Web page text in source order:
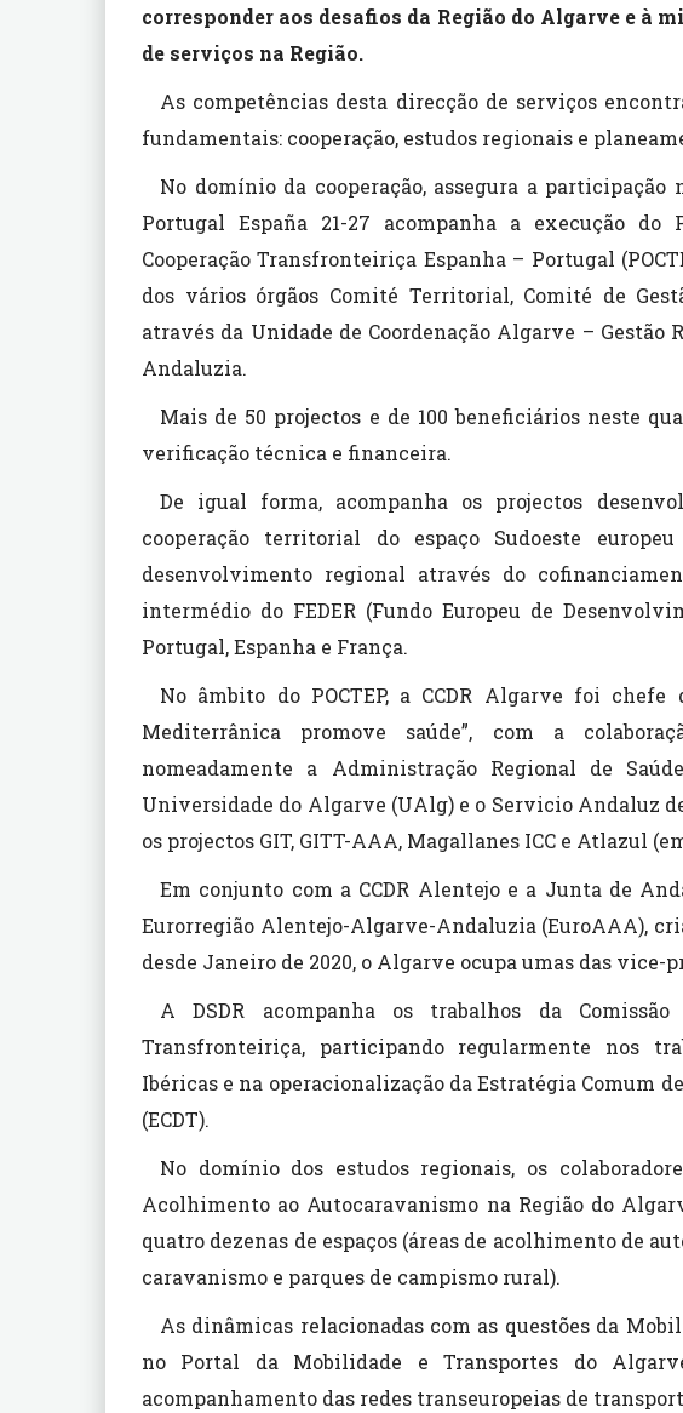
corresponder aos desafios da Região do Algarve e à
de serviços na Região.
As competências desta direcção de serviços
fundamentais: cooperação, estudos regionais e
No domínio da cooperação, assegura a participação
Portugal España 21-27 acompanha a execução do
Cooperação Transfronteiriça Espanha – Portugal
dos vários órgãos Comité Territorial, Comité de
através da Unidade de Coordenação Algarve – Gestão
Andaluzia.
Mais de 50 projectos e de 100 beneficiários neste
verificação técnica e financeira.
De igual forma, acompanha os projectos
cooperação territorial do espaço Sudoeste europeu
desenvolvimento regional através do
intermédio do FEDER (Fundo Europeu de
Portugal, Espanha e França.
No âmbito do POCTEP, a CCDR Algarve foi
Mediterrânica promove saúde”, com a
nomeadamente a Administração Regional de
Universidade do Algarve (UAlg) e o Servicio Andaluz
os projectos GIT, GITT-AAA, Magallanes ICC e Atlazul
Em conjunto com a CCDR Alentejo e a Junta de
Eurorregião Alentejo-Algarve-Andaluzia (EuroAAA),
desde Janeiro de 2020, o Algarve ocupa umas das vice-
A DSDR acompanha os trabalhos da Comissão
Transfronteiriça, participando regularmente nos
Ibéricas e na operacionalização da Estratégia Comum
(ECDT).
No domínio dos estudos regionais, os
Acolhimento ao Autocaravanismo na Região do
quatro dezenas de espaços (áreas de acolhimento de
caravanismo e parques de campismo rural).
As dinâmicas relacionadas com as questões da
no Portal da Mobilidade e Transportes do
acompanhamento das redes transeuropeias de